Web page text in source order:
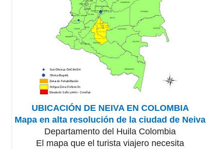
UBICACIÓN DE NEIVA EN COLOMBIA
Mapa en alta resolución de la ciudad de Neiva
Departamento del Huila Colombia
El mapa que el turista viajero necesita